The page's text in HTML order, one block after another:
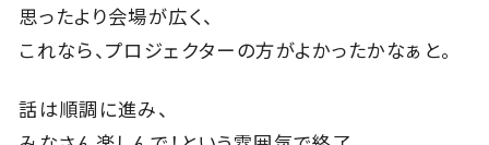
思ったより会場が広く、
これなら、プロジェクターの方がよかったかなぁと。
話は順調に進み、